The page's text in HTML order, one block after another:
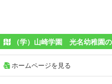
（学）山崎学園 光名幼稚園
ホームページを見る